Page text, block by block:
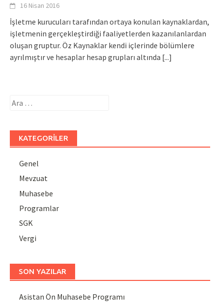
16 Nisan 2016
İşletme kurucuları tarafından ortaya konulan kaynaklardan,
işletmenin gerçekleştirdiği faaliyetlerden kazanılanlardan
oluşan gruptur. Öz Kaynaklar kendi içlerinde bölümlere
ayrılmıştır ve hesaplar hesap grupları altında [...]
Arama:
KATEGORILER
Genel
Mevzuat
Muhasebe
Programlar
SGK
Vergi
SON YAZILAR
Asistan Ön Muhasebe Programı